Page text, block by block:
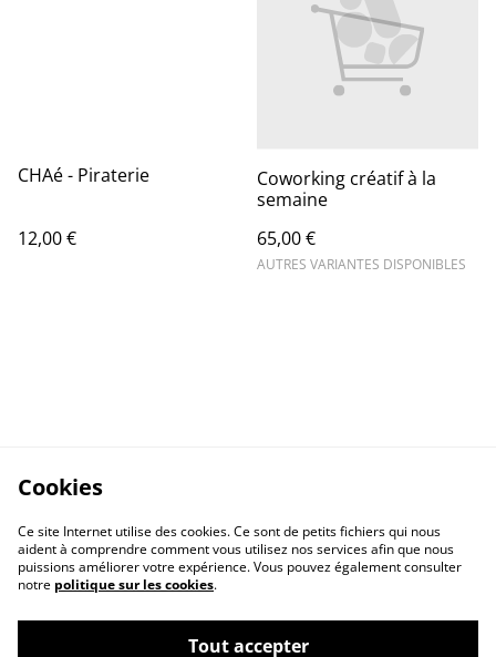
CHAé - Piraterie
12,00 €
Coworking créatif à la
semaine
65,00 €
AUTRES VARIANTES DISPONIBLES
Cookies
Ce site Internet utilise des cookies. Ce sont de petits fichiers qui nous
aident à comprendre comment vous utilisez nos services afin que nous
puissions améliorer votre expérience. Vous pouvez également consulter
notre politique sur les cookies.
Tout accepter